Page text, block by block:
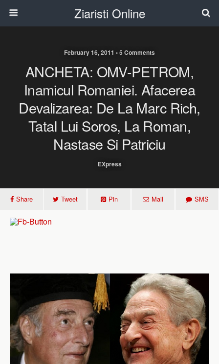
Ziaristi Online
February 16, 2011 • 5 Comments
ANCHETA: OMV-PETROM,
Inamicul Romaniei. Afacerea
Devalizarea: De La Marc Rich,
Tatal Lui Soros, La Roman,
Nastase Si Patriciu
EXpress
Share Tweet Pin Mail SMS